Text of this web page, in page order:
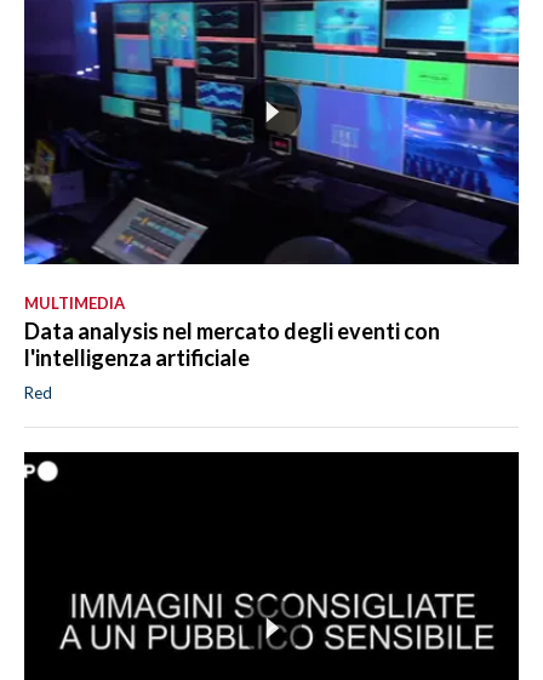
MULTIMEDIA
Data analysis nel mercato degli eventi con
l'intelligenza artificiale
Red